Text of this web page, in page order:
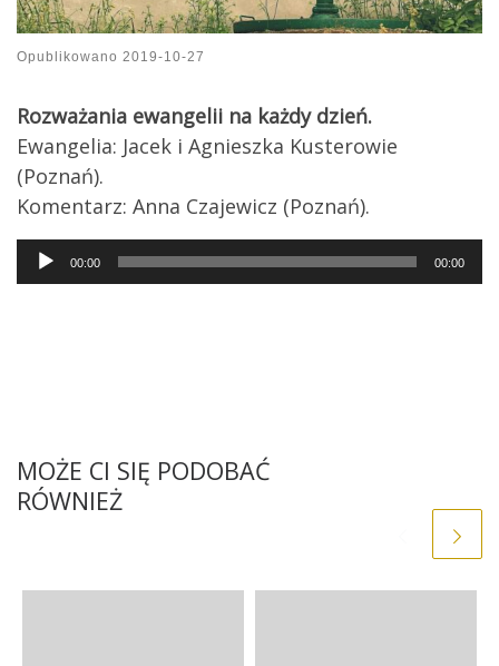
Opublikowano 2019-10-27
Rozważania ewangelii na każdy dzień.
Ewangelia: Jacek i Agnieszka Kusterowie
(Poznań).
Komentarz: Anna Czajewicz (Poznań).
Audio
Player
00:00 00:00
MOŻE CI SIĘ PODOBAĆ
RÓWNIEŻ